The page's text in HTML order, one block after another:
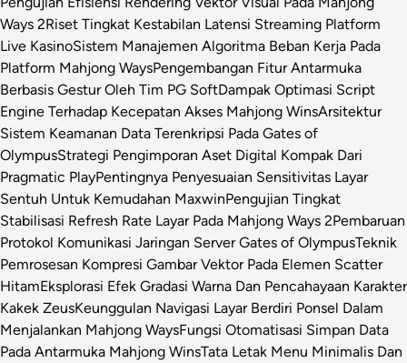
Ways 2Riset Tingkat Kestabilan Latensi Streaming Platform
Live KasinoSistem Manajemen Algoritma Beban Kerja Pada
Platform Mahjong WaysPengembangan Fitur Antarmuka
Berbasis Gestur Oleh Tim PG SoftDampak Optimasi Script
Engine Terhadap Kecepatan Akses Mahjong WinsArsitektur
Sistem Keamanan Data Terenkripsi Pada Gates of
OlympusStrategi Pengimporan Aset Digital Kompak Dari
Pragmatic PlayPentingnya Penyesuaian Sensitivitas Layar
Sentuh Untuk Kemudahan MaxwinPengujian Tingkat
Stabilisasi Refresh Rate Layar Pada Mahjong Ways 2Pembaruan
Protokol Komunikasi Jaringan Server Gates of OlympusTeknik
Pemrosesan Kompresi Gambar Vektor Pada Elemen Scatter
HitamEksplorasi Efek Gradasi Warna Dan Pencahayaan Karakter
Kakek ZeusKeunggulan Navigasi Layar Berdiri Ponsel Dalam
Menjalankan Mahjong WaysFungsi Otomatisasi Simpan Data
Pada Antarmuka Mahjong WinsTata Letak Menu Minimalis Dan